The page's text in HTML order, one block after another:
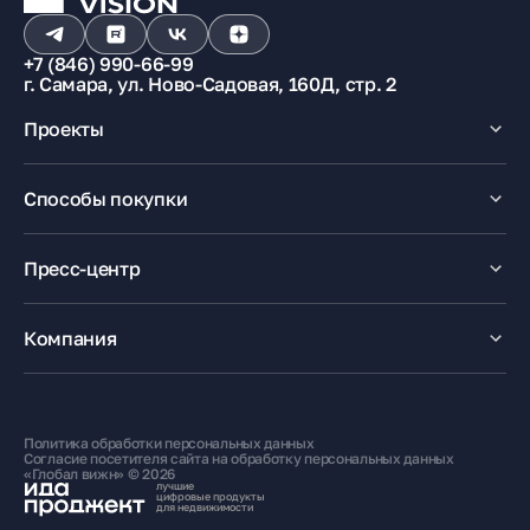
+7 (846) 990-66-99
г. Самара, ул. Ново-Садовая, 160Д, стр. 2
Проекты
Способы покупки
Ипотека
Рассрочка
Маткапитал
Trade-In
Пресс-центр
Акции
Компания
Жителям
лучшие
цифровые продукты
для недвижимости
Политика обработки персональных данных
Согласие посетителя сайта на обработку персональных данных
«Глобал вижн» © 2026